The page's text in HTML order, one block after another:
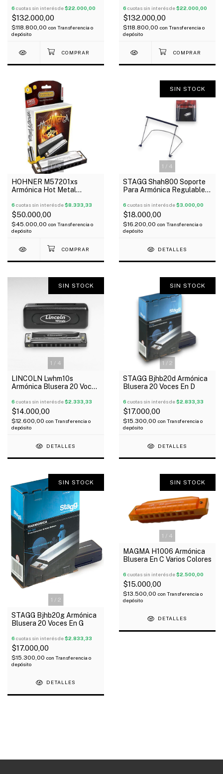
6 cuotas sin interés de$22.000,00
$132.000,00
$118.800,00 con Transferencia o
depósito
6 cuotas sin interés de$22.000,00
$132.000,00
$118.800,00 con Transferencia o
depósito
1/3
HOHNER M57201xs
Armónica Hot Metal
6 cuotas sin interés de$8.333,33
$50.000,00
$45.000,00 con Transferencia o
depósito
1 / 4
SIN STOCK
STAGG Shah800 Soporte
Para Armónica Regulable
6 cuotas sin interés de$3.000,00
$18.000,00
$16.200,00 con Transferencia o
depósito
DETALLES
1 / 4
SIN STOCK
LINCOLN Lwhm10s
Armónica Blusera 20 Voces
6 cuotas sin interés de$2.333,33
$14.000,00
$12.600,00 con Transferencia o
depósito
DETALLES
1 / 2
SIN STOCK
STAGG Bjhb20d Armónica
Blusera 20 Voces En D
6 cuotas sin interés de$2.833,33
$17.000,00
$15.300,00 con Transferencia o
depósito
DETALLES
1 / 2
SIN STOCK
STAGG Bjhb20g Armónica
Blusera 20 Voces En G
6 cuotas sin interés de$2.833,33
$17.000,00
$15.300,00 con Transferencia o
depósito
DETALLES
1 / 4
SIN STOCK
MAGMA H1006 Armónica
Blusera En C Varios Colores
6 cuotas sin interés de$2.500,00
$15.000,00
$13.500,00 con Transferencia o
depósito
DETALLES